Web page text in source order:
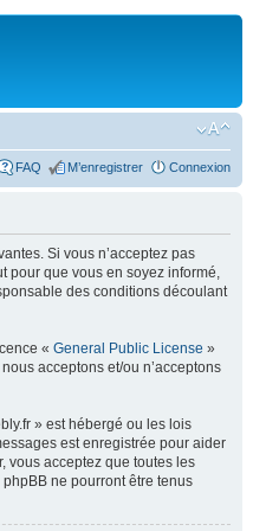
FAQ M’enregistrer Connexion
Si vous n’acceptez pas
pour que vous en soyez informé,
des conditions découlant
« General Public License »
acceptons et/ou n’acceptons
» est hébergé ou les lois
est enregistrée pour aider
vous acceptez que toutes les
ne pourront être tenus